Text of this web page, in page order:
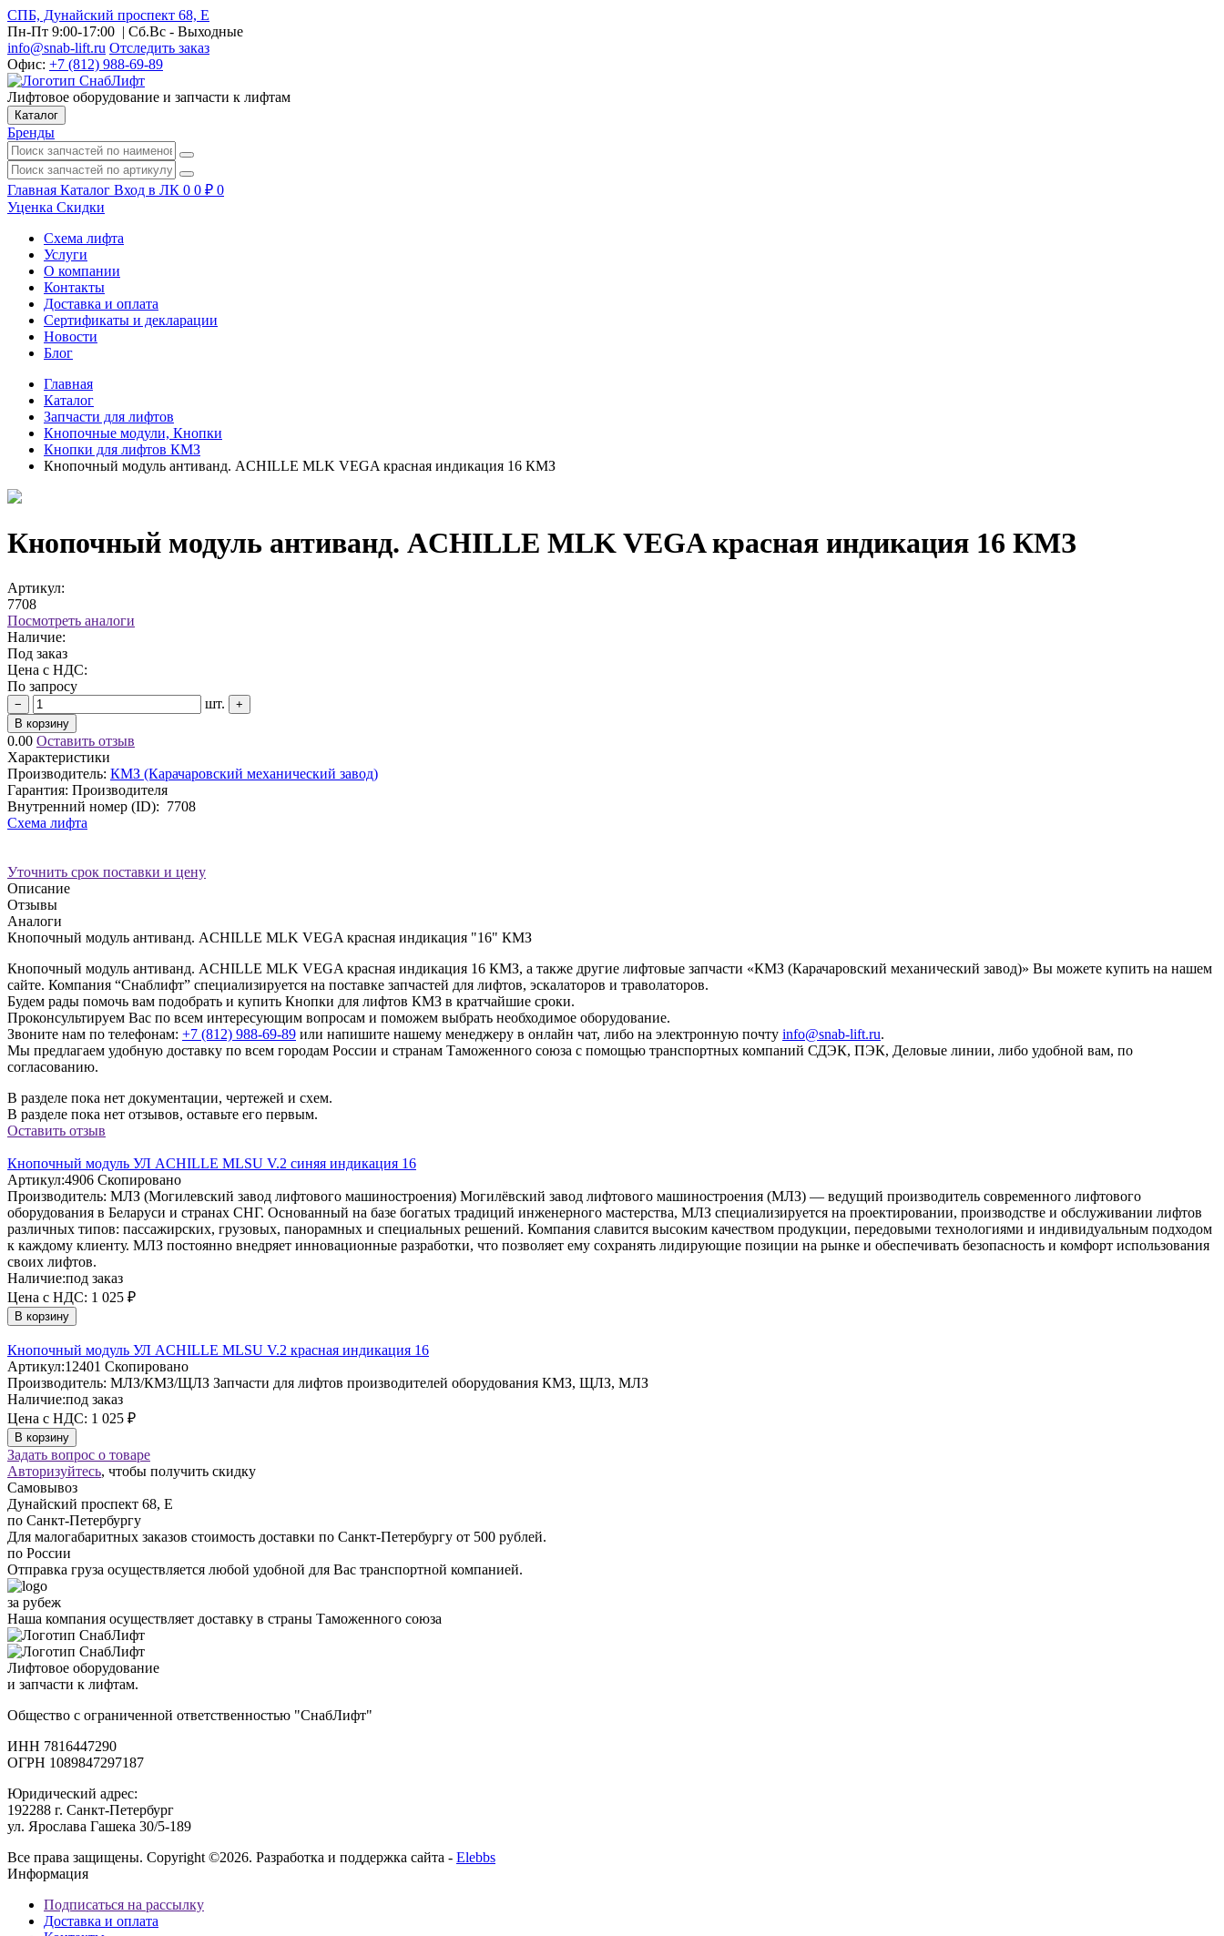
СПБ, Дунайский проспект 68, Е
Пн-Пт 9:00-17:00 | Сб.Вс - Выходные
info@snab-lift.ru Отследить заказ
Офис: +7 (812) 988-69-89
Лифтовое оборудование и запчасти к лифтам
Каталог
Бренды
Главная Каталог Вход в ЛК 0 0 ₽ 0
Уценка Скидки
Схема лифта
Услуги
О компании
Контакты
Доставка и оплата
Сертификаты и декларации
Новости
Блог
Главная
Каталог
Запчасти для лифтов
Кнопочные модули, Кнопки
Кнопки для лифтов КМЗ
Кнопочный модуль антиванд. ACHILLE MLK VEGA красная индикация 16 КМЗ
Кнопочный модуль антиванд. ACHILLE MLK VEGA красная индикация 16 КМЗ
Артикул:
7708
Посмотреть аналоги
Наличие:
Под заказ
Цена с НДС:
По запросу
− шт.
+
В корзину
0.00 Оставить отзыв
Характеристики
Производитель: КМЗ (Карачаровский механический завод)
Гарантия: Производителя
Внутренний номер (ID): 7708
Схема лифта
Уточнить срок поставки и цену
Описание
Отзывы
Аналоги
Кнопочный модуль антиванд. ACHILLE MLK VEGA красная индикация "16" КМЗ
Кнопочный модуль антиванд. ACHILLE MLK VEGA красная индикация 16 КМЗ, а также другие лифтовые запчасти «КМЗ (Карачаровский механический завод)» Вы можете купить на нашем
сайте. Компания “Снаблифт” специализируется на поставке запчастей для лифтов, эскалаторов и траволаторов.
Будем рады помочь вам подобрать и купить Кнопки для лифтов КМЗ в кратчайшие сроки.
Проконсультируем Вас по всем интересующим вопросам и поможем выбрать необходимое оборудование.
Звоните нам по телефонам: +7 (812) 988-69-89 или напишите нашему менеджеру в онлайн чат, либо на электронную почту info@snab-lift.ru.
Мы предлагаем удобную доставку по всем городам России и странам Таможенного союза с помощью транспортных компаний СДЭК, ПЭК, Деловые линии, либо удобной вам, по
согласованию.
В разделе пока нет документации, чертежей и схем.
В разделе пока нет отзывов, оставьте его первым.
Оставить отзыв
Кнопочный модуль УЛ ACHILLE MLSU V.2 синяя индикация 16
Артикул:4906 Скопировано
Производитель: МЛЗ (Могилевский завод лифтового машиностроения) Могилёвский завод лифтового машиностроения (МЛЗ) — ведущий производитель современного лифтового
оборудования в Беларуси и странах СНГ. Основанный на базе богатых традиций инженерного мастерства, МЛЗ специализируется на проектировании, производстве и обслуживании лифтов
различных типов: пассажирских, грузовых, панорамных и специальных решений. Компания славится высоким качеством продукции, передовыми технологиями и индивидуальным подходом
к каждому клиенту. МЛЗ постоянно внедряет инновационные разработки, что позволяет ему сохранять лидирующие позиции на рынке и обеспечивать безопасность и комфорт использования
своих лифтов.
Наличие:под заказ
Цена с НДС: 1 025 ₽
В корзину
Кнопочный модуль УЛ ACHILLE MLSU V.2 красная индикация 16
Артикул:12401 Скопировано
Производитель: МЛЗ/КМЗ/ЩЛЗ Запчасти для лифтов производителей оборудования КМЗ, ЩЛЗ, МЛЗ
Наличие:под заказ
Цена с НДС: 1 025 ₽
В корзину
Задать вопрос о товаре
Авторизуйтесь, чтобы получить скидку
Самовывоз
Дунайский проспект 68, Е
по Санкт-Петербургу
Для малогабаритных заказов стоимость доставки по Санкт-Петербургу от 500 рублей.
по России
Отправка груза осуществляется любой удобной для Вас транспортной компанией.
за рубеж
Наша компания осуществляет доставку в страны Таможенного союза
Лифтовое оборудование
и запчасти к лифтам.
Общество с ограниченной ответственностью "СнабЛифт"
ИНН 7816447290
ОГРН 1089847297187
Юридический адрес:
192288 г. Санкт-Петербург
ул. Ярослава Гашека 30/5-189
Все права защищены. Copyright ©2026. Разработка и поддержка сайта - Elebbs
Информация
Подписаться на рассылку
Доставка и оплата